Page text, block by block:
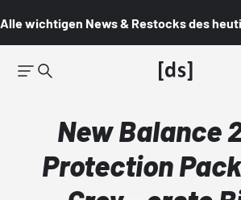
Alle wichtigen News & Restocks des
New Balance
Protection